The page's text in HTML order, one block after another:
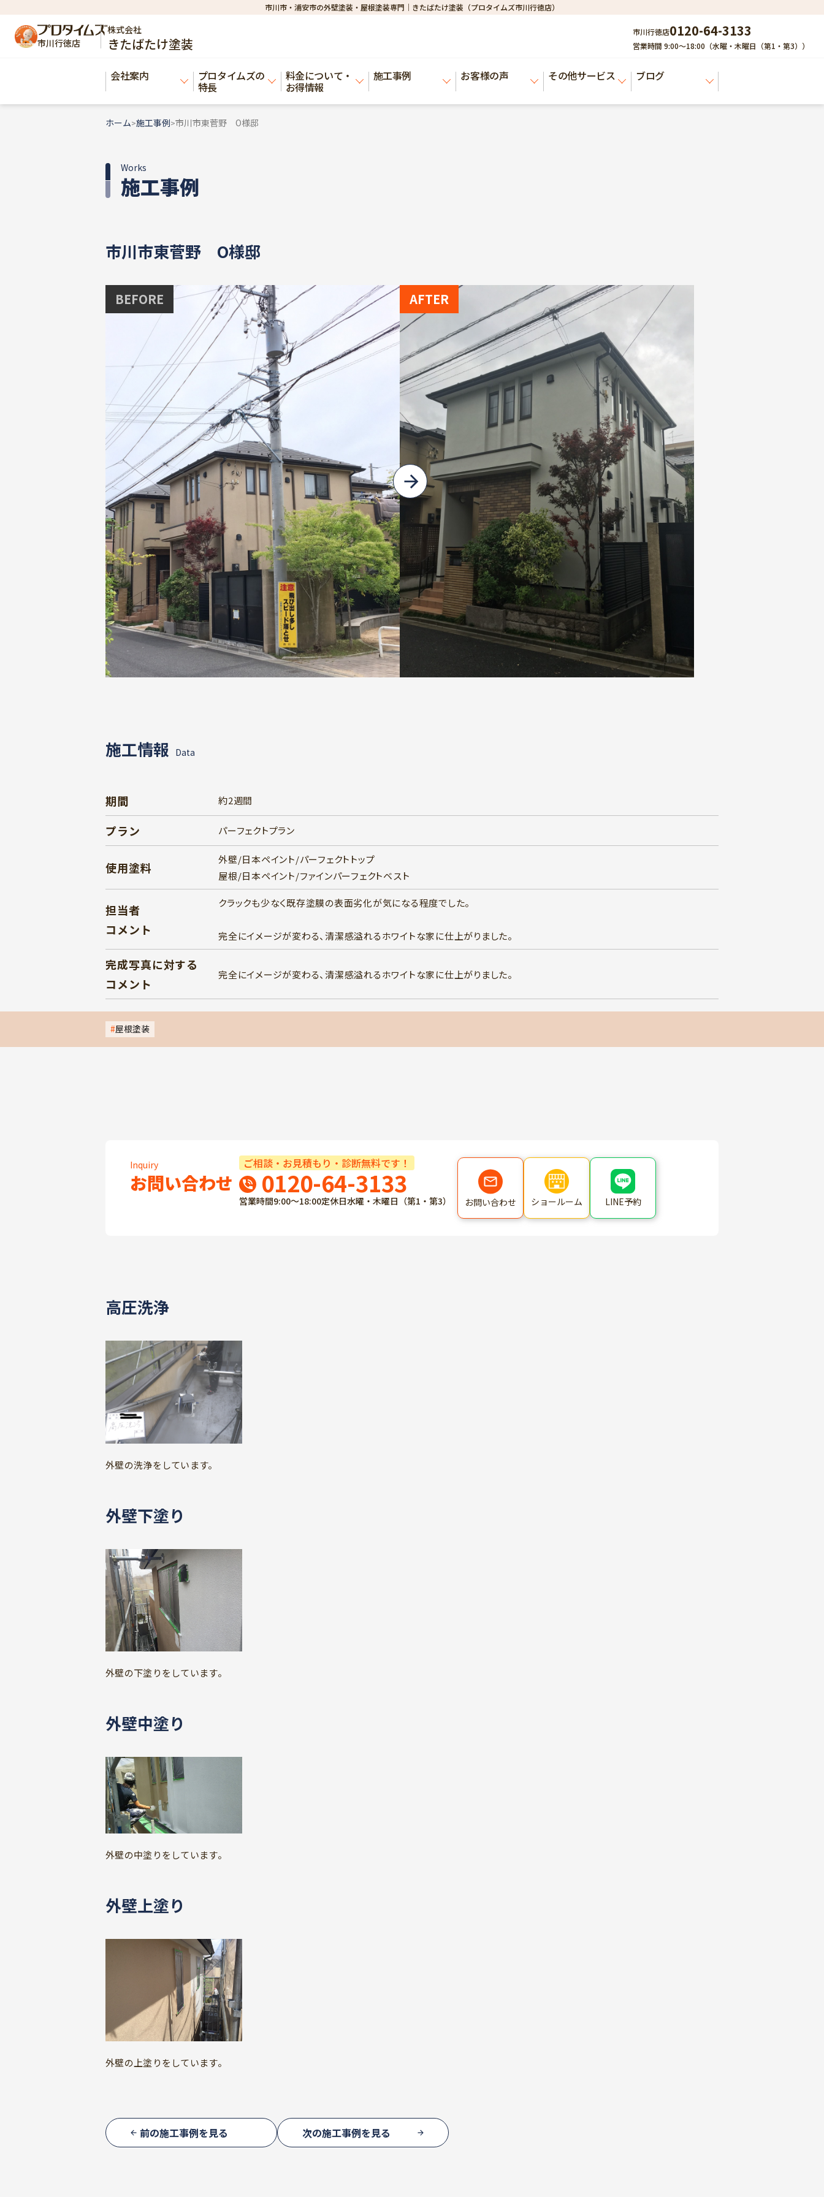
市川市・浦安市の外壁塗装・屋根塗装専門｜きたばたけ塗装（プロタイムズ市川行徳店）
市川行徳店
株式会社
きたばたけ塗装
市川行徳店0120-64-3133
営業時間 9:00～18:00（水曜・木曜日（第1・第3））
会社案内 プロタイムズの
特長
料金について・
お得情報
施工事例 お客様の声 その他サービス ブログ
ホーム>施工事例>市川市東菅野 O様邸
施工事例
Works
市川市東菅野 O様邸
BEFORE AFTER
施工情報 Data
期間 約2週間
プラン パーフェクトプラン
使用塗料
外壁/日本ペイント/パーフェクトトップ
屋根/日本ペイント/ファインパーフェクトベスト
担当者
コメント
クラックも少なく既存塗膜の表面劣化が気になる程度でした。
完全にイメージが変わる、清潔感溢れるホワイトな家に仕上がりました。
完成写真に対する
コメント
完全にイメージが変わる、清潔感溢れるホワイトな家に仕上がりました。
屋根塗装
お問い合わせ
Inquiry ご相談・お見積もり・診断無料です！
0120-64-3133
営業時間9:00～18:00定休日水曜・木曜日（第1・第3） お問い合わせ ショールーム LINE予約
高圧洗浄
外壁の洗浄をしています。
外壁下塗り
外壁の下塗りをしています。
外壁中塗り
外壁の中塗りをしています。
外壁上塗り
外壁の上塗りをしています。
前の施工事例を見る 次の施工事例を見る